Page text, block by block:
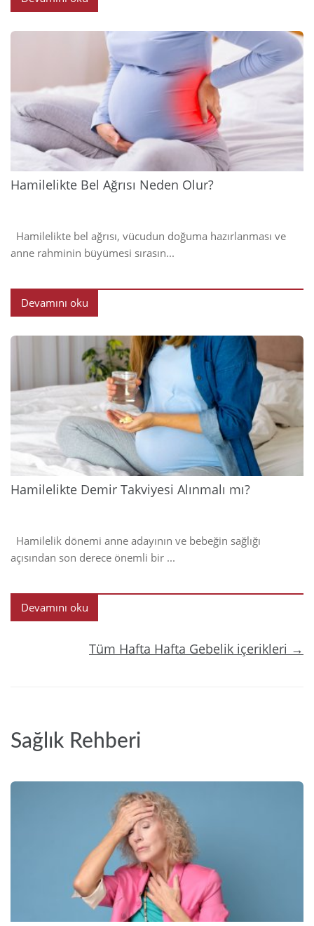
2024
Hamilelikte Bel Ağrısı Neden Olur?
Hamilelikte bel ağrısı, vücudun doğuma hazırlanması ve
anne rahminin büyümesi sırasın...
Devamını oku
2024
Hamilelikte Demir Takviyesi Alınmalı mı?
Hamilelik dönemi anne adayının ve bebeğin sağlığı
açısından son derece önemli bir ...
Devamını oku
Tüm Hafta Hafta Gebelik içerikleri →
Sağlık Rehberi